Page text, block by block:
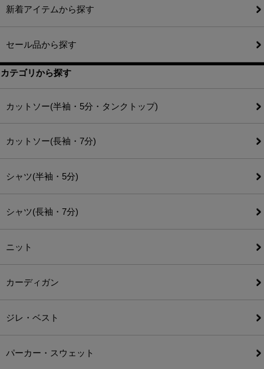
新着アイテムから探す
セール品から探す
カテゴリから探す
カットソー(半袖・5分・タンクトップ)
カットソー(長袖・7分)
シャツ(半袖・5分)
シャツ(長袖・7分)
ニット
カーディガン
ジレ・ベスト
パーカー・スウェット